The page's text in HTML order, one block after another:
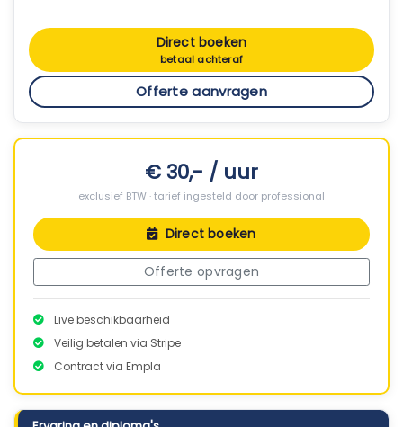
Direct boeken
betaal achteraf
Offerte aanvragen
€ 30,- / uur
exclusief BTW · tarief ingesteld door professional
Direct boeken
Offerte opvragen
Live beschikbaarheid
Veilig betalen via Stripe
Contract via Empla